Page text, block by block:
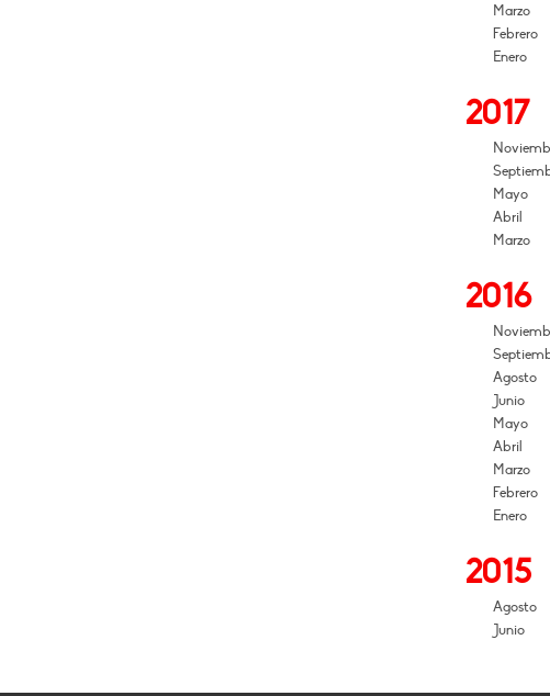
Marzo
Febrero
Enero
2017
Mayo
Abril
Marzo
2016
Agosto
Junio
Mayo
Abril
Marzo
Febrero
Enero
2015
Agosto
Junio